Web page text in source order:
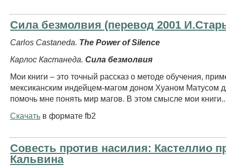
Сила безмолвия (перевод 2001
Carlos Castaneda. The Power of Silence
Карлос Кастанеда. Сила безмолвия
Мои книги – это точный рассказ о методе обучения,
мексиканским индейцем-магом доном Хуаном Матусом
помочь мне понять мир магов. В этом смысле мои
Скачать в формате fb2
Совесть против насилия: Кастеллио
Кальвина